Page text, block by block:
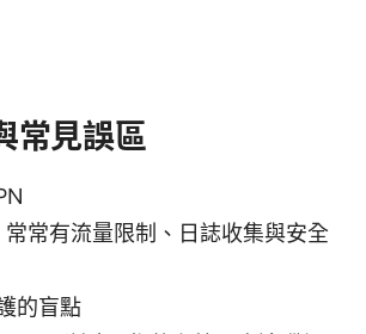
常見誤區
常常有流量限制、日誌收集與安全
的盲點